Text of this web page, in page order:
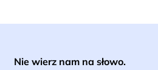
Nie wierz nam na słowo.